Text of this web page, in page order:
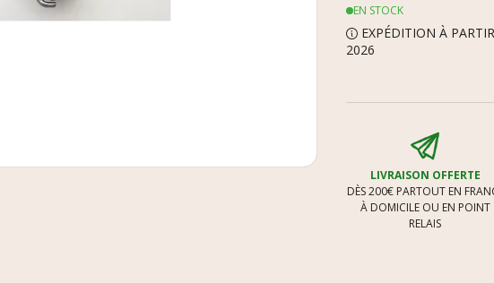
EN STOCK
EXPÉDITION À
2026
LIVRAISON OFFERTE
DÈS 200€ PARTOUT EN
À DOMICILE OU EN POINT
RELAIS